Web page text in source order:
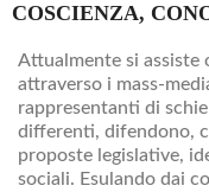
COSCIENZA,
Attualmente si assiste
attraverso i mass-
rappresentanti di
differenti, difendono,
proposte legislative,
sociali. Esulando dai